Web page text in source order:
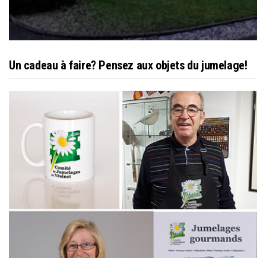
Un cadeau à faire? Pensez aux objets du jumelage!